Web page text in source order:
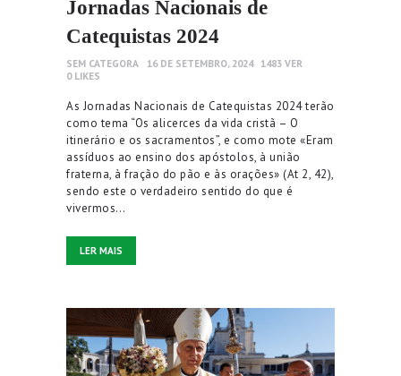
Jornadas Nacionais de
Catequistas 2024
SEM CATEGORA 16 DE SETEMBRO, 2024 1483 VER
0 LIKES
As Jornadas Nacionais de Catequistas 2024 terão
como tema “Os alicerces da vida cristã – O
itinerário e os sacramentos”, e como mote «Eram
assíduos ao ensino dos apóstolos, à união
fraterna, à fração do pão e às orações» (At 2, 42),
sendo este o verdadeiro sentido do que é
vivermos…
LER MAIS